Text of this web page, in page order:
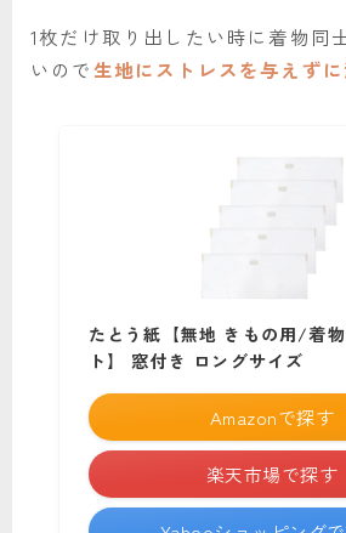
1枚だけ取り出したい時に着物同
いので生地にストレスを与えず
たとう紙【無地 きもの用/着
ト】 窓付き ロングサイズ
Amazonで探す
楽天市場で探す